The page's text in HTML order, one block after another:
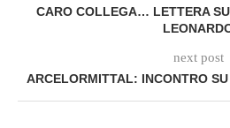
CARO COLLEGA… LETTERA
next post
ARCELORMITTAL: INCONTRO